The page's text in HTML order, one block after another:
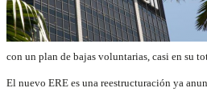
con un plan de bajas voluntarias, casi en su
El nuevo ERE es una reestructuración ya